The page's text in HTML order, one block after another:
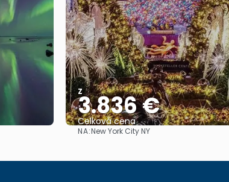
Z
3.836 €
Celková cena
Zobrazit
NA:New York City NY